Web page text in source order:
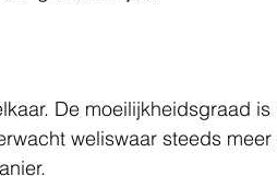
De moeilijkheidsgraad is
weliswaar steeds